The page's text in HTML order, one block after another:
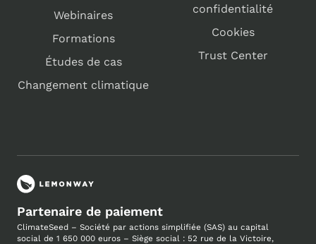
Webinaires
Formations
Études de cas
Changement climatique
confidentialité
Cookies
Trust Center
Partenaire de paiement
ClimateSeed – Société par actions simplifiée (SAS) au capital
social de 1 650 000 euros – Siège social : 52 rue de la Victoire,